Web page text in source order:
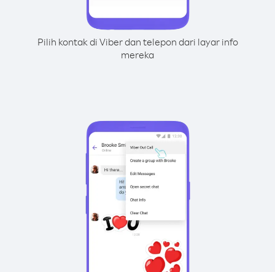
Pilih kontak di Viber dan telepon dari layar info
mereka